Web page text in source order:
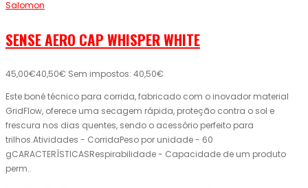
Salomon
SENSE AERO CAP WHISPER WHITE
45,00€40,50€ Sem impostos: 40,50€
Este boné técnico para corrida, fabricado com o inovador material
GridFlow, oferece uma secagem rápida, proteção contra o sol e
frescura nos dias quentes, sendo o acessório perfeito para
trilhos.Atividades - CorridaPeso por unidade - 60
gCARACTERÍSTICASRespirabilidade - Capacidade de um produto
perm..